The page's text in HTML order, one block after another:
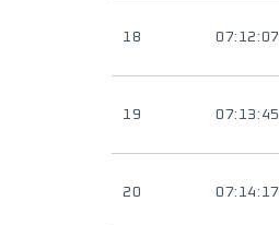
18 07:12:07
19 07:13:45
20 07:14:17